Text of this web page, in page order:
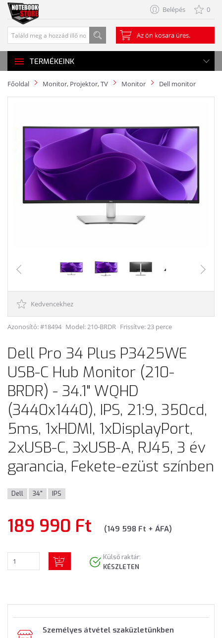
Belépés 0
Az ön kosara üres.
TERMÉKEINK
Főoldal Monitor, Projektor, TV Monitor Dell monitor
Kedvencekhez
Azonosító: #18494 Model:210-BRDR Frissítve: 23 perce
Dell Pro 34 Plus P3425WE
USB-C Hub Monitor (210-
BRDR) - 34.1" WQHD
(3440x1440), IPS, 21:9, 350cd,
5ms, 1xHDMI, 1xDisplayPort,
2xUSB-C, 3xUSB-A, RJ45, 3 év
garancia, Fekete-ezüst színben
Dell 34" IPS
189 990 Ft (149 598 Ft + ÁFA)
Külső raktár:
KÉSZLETEN
Személyes átvétel szaküzletünkben